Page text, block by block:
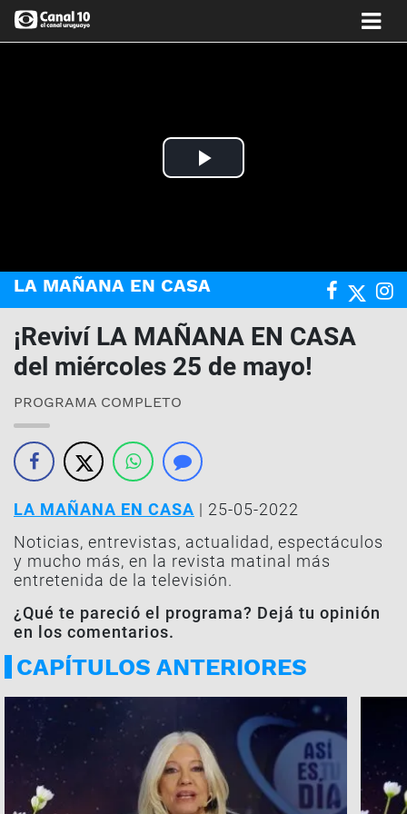
Play
LA MAÑANA EN CASA
¡Reviví LA MAÑANA EN CASA
del miércoles 25 de mayo!
PROGRAMA COMPLETO
LA MAÑANA EN CASA | 25-05-2022
Noticias, entrevistas, actualidad, espectáculos
y mucho más, en la revista matinal más
entretenida de la televisión.
¿Qué te pareció el programa? Dejá tu opinión
en los comentarios.
CAPÍTULOS ANTERIORES